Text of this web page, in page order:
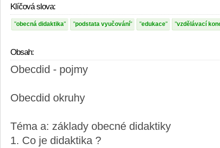
Klíčová slova:
obecná didaktika podstata vyučování edukace vzdělávací
Obsah:
Obecdid - pojmy
Obecdid okruhy
Téma a: základy obecné didaktiky
1. Co je didaktika ?